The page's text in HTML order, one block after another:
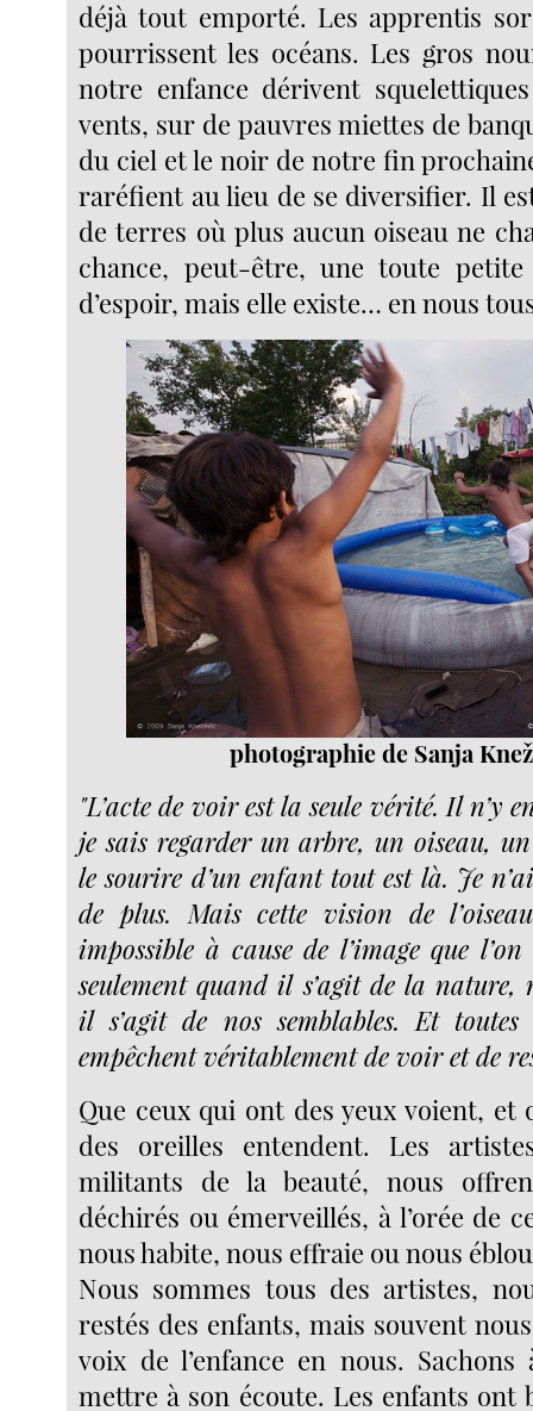
déjà tout emporté. Les apprentis
pourrissent les océans. Les gros
notre enfance dérivent
vents, sur de pauvres miettes de
du ciel et le noir de notre fin
raréfient au lieu de se diversifier. Il
de terres où plus aucun oiseau ne
chance, peut-être, une toute
d’espoir, mais elle existe… en nous
photographie de Sanja
"L’acte de voir est la seule vérité. Il n’y
je sais regarder un arbre, un oiseau,
le sourire d’un enfant tout est là. Je
de plus. Mais cette vision de
impossible à cause de l’image que
seulement quand il s’agit de la nature,
il s’agit de nos semblables. Et toutes
empêchent véritablement de voir et de
Que ceux qui ont des yeux voient, et
des oreilles entendent. Les
militants de la beauté, nous
déchirés ou émerveillés, à l’orée de
nous habite, nous effraie ou nous
Nous sommes tous des artistes,
restés des enfants, mais souvent
voix de l’enfance en nous. Sachons
mettre à son écoute. Les enfants ont